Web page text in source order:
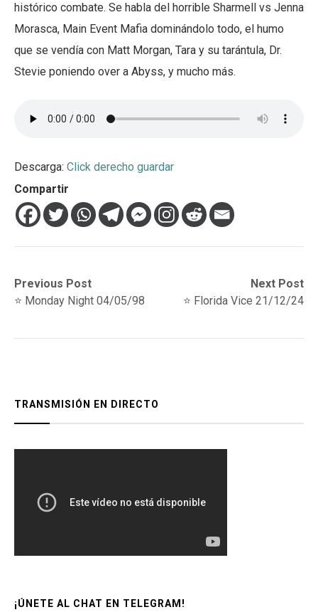
histórico combate. Se habla del horrible Sharmell vs Jenna
Morasca, Main Event Mafia dominándolo todo, el humo
que se vendía con Matt Morgan, Tara y su tarántula, Dr.
Stevie poniendo over a Abyss, y mucho más.
Descarga: Click derecho guardar
Compartir
Navegación
de
Previous Post
Previous
post:⭐️ Monday Night 04/05/98
Next Post
Next
post:
⭐️ Florida Vice 21/12/24
TRANSMISIÓN EN DIRECTO
¡ÚNETE AL CHAT EN TELEGRAM!